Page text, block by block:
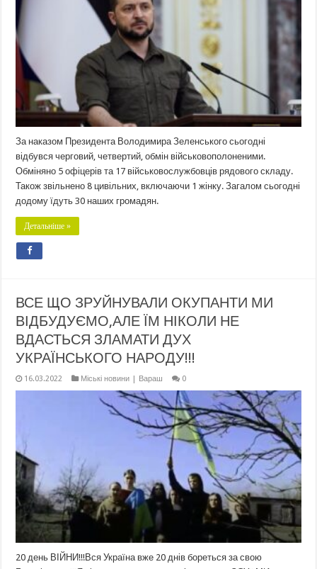
За наказом Президента Володимира Зеленського сьогодні
відбувся черговий, четвертий, обмін військовополоненими.
Обміняно 5 офіцерів та 17 військовослужбовців рядового складу.
Також звільнено 8 цивільних, включаючи 1 жінку. Загалом сьогодні
додому їдуть 30 наших громадян.
Детальніше »
ВСЕ ЩО ЗРУЙНУВАЛИ ОКУПАНТИ МИ
ВІДБУДУЄМО,АЛЕ ЇМ НІКОЛИ НЕ
ВДАСТЬСЯ ЗЛАМАТИ ДУХ
УКРАЇНСЬКОГО НАРОДУ!!!
16.03.2022 Міські новини | Вараш 0
20 день ВІЙНИ!!!Вся Україна вже 20 днів бореться за свою